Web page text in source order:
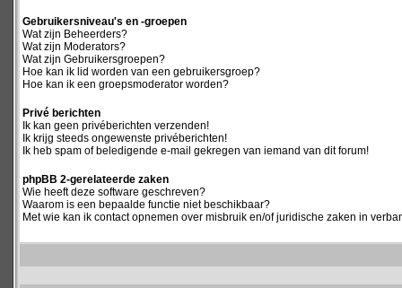
Gebruikersniveau's en -groepen
Wat zijn Beheerders?
Wat zijn Moderators?
Wat zijn Gebruikersgroepen?
Hoe kan ik lid worden van een gebruikersgroep?
Hoe kan ik een groepsmoderator worden?
Privé berichten
Ik kan geen privéberichten verzenden!
Ik krijg steeds ongewenste privéberichten!
Ik heb spam of beledigende e-mail gekregen van iemand van dit forum!
phpBB 2-gerelateerde zaken
Wie heeft deze software geschreven?
Waarom is een bepaalde functie niet beschikbaar?
Met wie kan ik contact opnemen over misbruik en/of juridische zaken in